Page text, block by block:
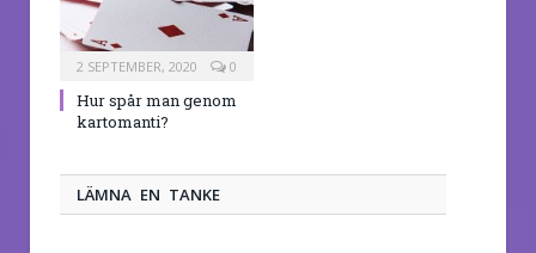
2 SEPTEMBER, 2020 0
Hur spår man genom
kartomanti?
LÄMNA EN TANKE